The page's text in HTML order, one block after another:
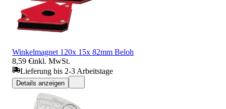
Winkelmagnet 120x 15x 82mm Beloh
8,59 €inkl. MwSt.
Lieferung bis 2-3 Arbeitstage
Details anzeigen